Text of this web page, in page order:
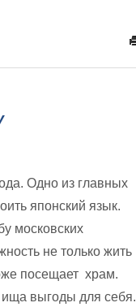
Одно из главных
японский язык.
московских
не только жить
посещает храм.
ища выгоды для себя.